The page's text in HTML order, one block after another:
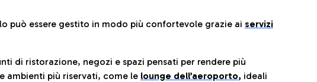
può essere gestito in modo più confortevole grazie ai servizi
di ristorazione, negozi e spazi pensati per rendere più
ambienti più riservati, come le lounge dell’aeroporto, ideali